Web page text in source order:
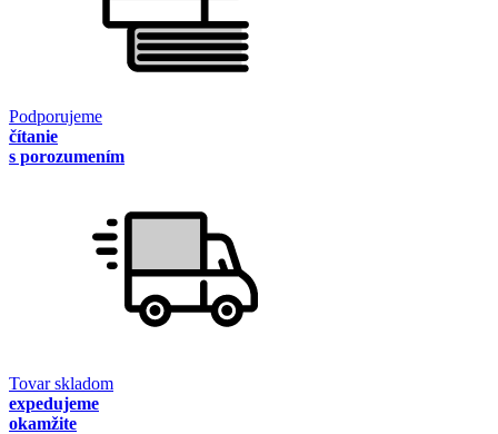
Podporujeme
čítanie
s porozumením
Tovar skladom
expedujeme
okamžite